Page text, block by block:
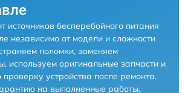
источников бесперебойного питания
независимо от модели и сложности
поломки, заменяем
используем оригинальные запчасти и
устройства после ремонта.
на выполненные работы.